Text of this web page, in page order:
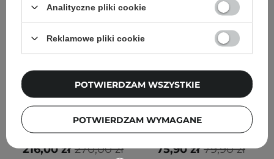
PROMOCJA
Paula's Choice - C15 Super
Booster - Serum z
Witaminą C,E i Kwasem
Ferulowym - 20ml
7
270,00 zł
216,00 zł
Serum 2.0 -
Seboregulujące Serum do
79,90 zł
75,90 zł
Analityczne pliki cookie
Reklamowe pliki cookie
POTWIERDZAM WYMAGANE
POTWIERDZAM WSZYSTKIE